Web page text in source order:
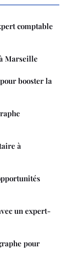
comptable
Marseille
booster la
à
un expert-
pour